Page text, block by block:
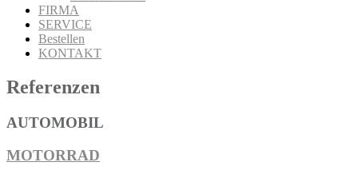
FIRMA
SERVICE
Bestellen
KONTAKT
Referenzen
AUTOMOBIL
MOTORRAD